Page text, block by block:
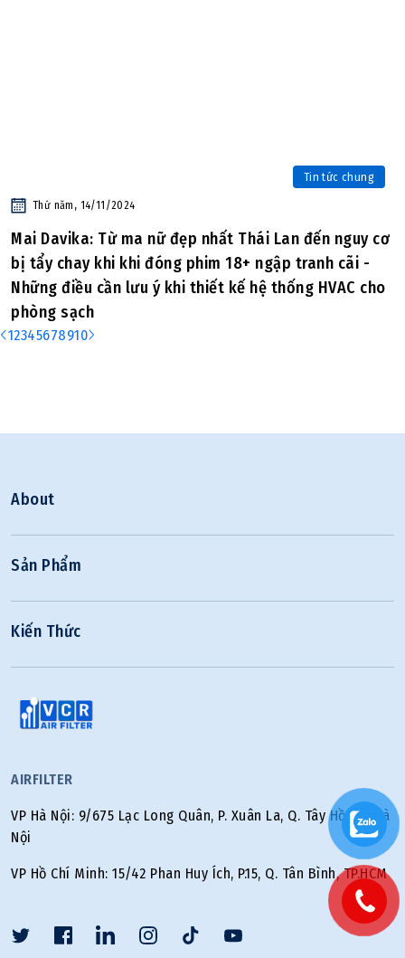
Tin tức chung
Thứ năm, 14/11/2024
Mai Davika: Từ ma nữ đẹp nhất Thái Lan đến nguy cơ
bị tẩy chay khi khi đóng phim 18+ ngập tranh cãi -
Những điều cần lưu ý khi thiết kế hệ thống HVAC cho
phòng sạch
12345678910
About
Sản Phẩm
Kiến Thức
AIRFILTER
VP Hà Nội: 9/675 Lạc Long Quân, P. Xuân La, Q. Tây Hồ, TP. Hà
Nội
VP Hồ Chí Minh: 15/42 Phan Huy Ích, P.15, Q. Tân Bình, TP.HCM